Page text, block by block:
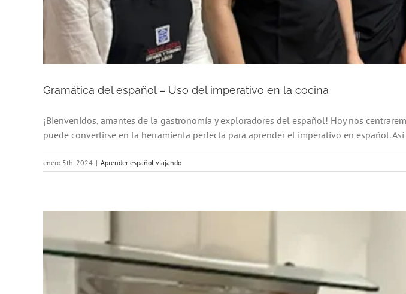
Gramática del español – Uso del imperativo en la cocina
¡Bienvenidos, amantes de la gastronomía y exploradores del español! Hoy nos
puede convertirse en la herramienta perfecta para aprender el imperativo en español.
enero 5th, 2024 | Aprender español viajando